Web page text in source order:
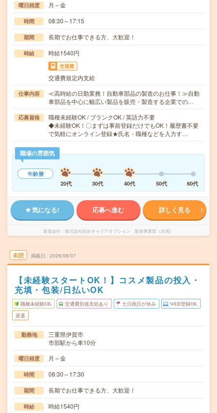
曜日頻度 月～金
時間 08:30～17:15
期間 長期でお仕事できる方、大歓迎！
時給 時給1540円
交通費
交通費規定内支給
仕事内容
≪高時給の日勤業務！自動車部品の製造のお仕事！≫自動
車部品を中心に幅広い製品を販売・製造する企業での…
応募資格
職種未経験OK / ブランクOK / 英語力不要
◆未経験OK！〇まずは事前登録だけでもOK！履歴書不要
で気軽にオンライン登録★氏名・職種などを入力す…
職場の雰囲気
年齢層
20代
30代 40代 50代 60代
気になる! 応募へ進む 詳しく見る
派遣会社 株式会社綜合キャリアオプション 製造事業部（全国）
未読 掲載日 2026/08/07
【未経験スタートOK！】コスメ製品の投入・
充填・包装/日払いOK
職種未経験OK 交通費別途支給あり 土日祝日が休み WEB登録OK
派遣
勤務地
三重県伊賀市
市部駅から車10分
曜日頻度 月～金
時間 08:30～17:30
期間 長期でお仕事できる方、大歓迎！
時給 時給1540円